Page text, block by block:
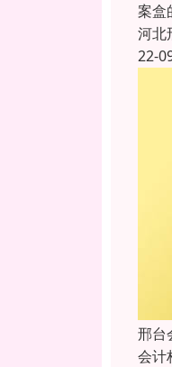
案盒
河北
22-
邢台
会计